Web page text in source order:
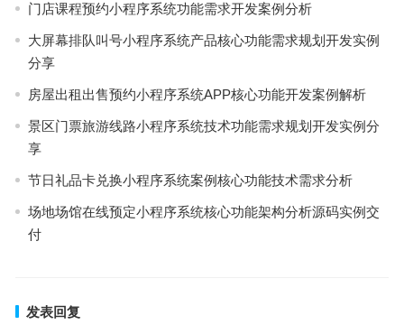
门店课程预约小程序系统功能需求开发案例分析
大屏幕排队叫号小程序系统产品核心功能需求规划开发实例
分享
房屋出租出售预约小程序系统APP核心功能开发案例解析
景区门票旅游线路小程序系统技术功能需求规划开发实例分
享
节日礼品卡兑换小程序系统案例核心功能技术需求分析
场地场馆在线预定小程序系统核心功能架构分析源码实例交
付
发表回复